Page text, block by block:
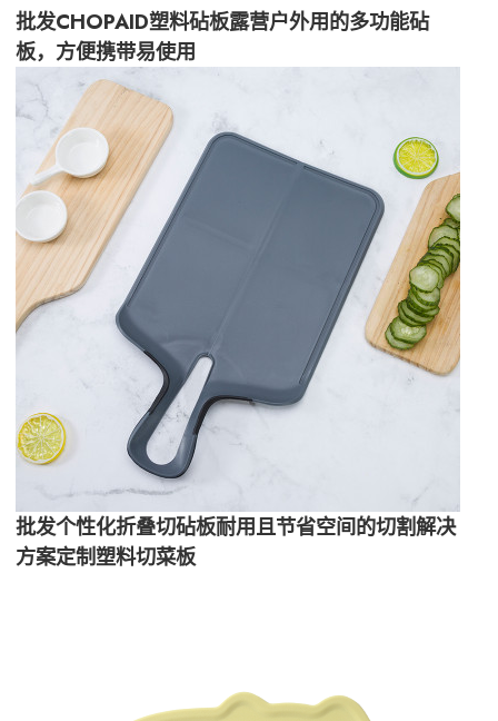
批发CHOPAID塑料砧板露营户外用的多功能砧
板，方便携带易使用
批发个性化折叠切砧板耐用且节省空间的切割解决
方案定制塑料切菜板